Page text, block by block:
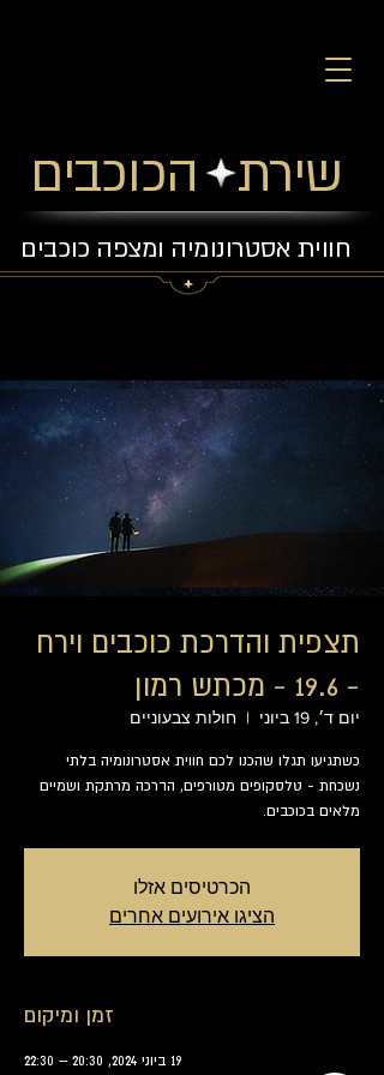
שירת הכוכבים
חווית אסטרונומיה ומצפה כוכבים
תצפית והדרכת כוכבים וירח
- 19.6 - מכתש רמון
יום ד׳, 19 ביוני
  |
חולות צבעוניים
כשתגיעו תגלו שהכנו לכם חווית אסטרונומיה בלתי
נשכחת - טלסקופים מטורפים, הדרכה מרתקת ושמיים
מלאים בכוכבים.
הכרטיסים אזלו
הציגו אירועים אחרים
זמן ומיקום
19 ביוני 2024, 20:30 – 22:30